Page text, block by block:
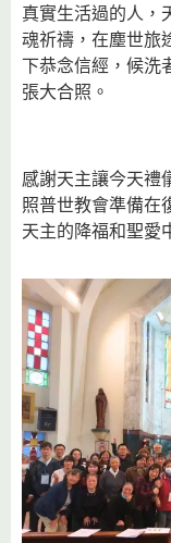
真實生活過的人，
魂祈禱，在塵世旅
下恭念信經，候洗
張大合照。
感謝天主讓今天禮
照普世教會準備在
天主的降福和聖愛